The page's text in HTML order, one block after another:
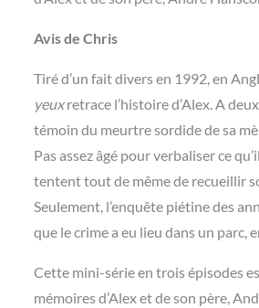
Avis de Chris
Tiré d’un fait divers en 1992, en
yeuxretrace l’histoire d’Alex. A
témoin du meurtre sordide de sa
Pas assez âgé pour verbaliser ce
tentent tout de même de recueillir
Seulement, l’enquête piétine des
que le crime a eu lieu dans un parc,
Cette mini-série en trois épisodes
mémoires d’Alex et de son père,